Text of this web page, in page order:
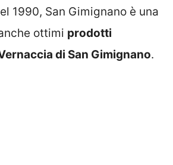
1990, San Gimignano è una
ottimi prodotti
di San Gimignano.